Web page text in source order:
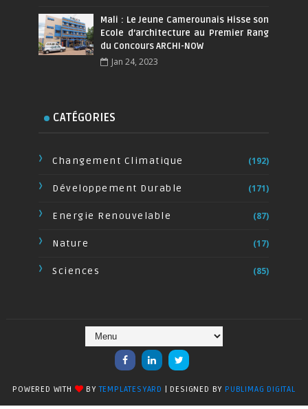
Mali : Le Jeune Camerounais Hisse son
Ecole d’architecture au Premier Rang
du Concours ARCHI-NOW
Jan 24, 2023
CATÉGORIES
Changement Climatique (192)
Développement Durable (171)
Energie Renouvelable (87)
Nature (17)
Sciences (85)
POWERED WITH BYTEMPLATESYARD | DESIGNED BY PUBLIMAG DIGITAL